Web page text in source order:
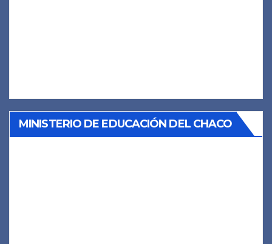
MINISTERIO DE EDUCACIÓN DEL CHACO